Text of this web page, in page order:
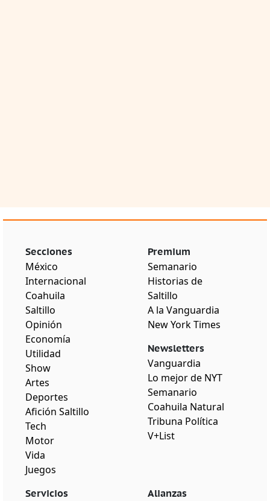
Secciones
México
Internacional
Coahuila
Saltillo
Opinión
Economía
Utilidad
Show
Artes
Deportes
Afición Saltillo
Tech
Motor
Vida
Juegos
Premium
Semanario
Historias de
Saltillo
A la Vanguardia
New York Times
Newsletters
Vanguardia
Lo mejor de NYT
Semanario
Coahuila Natural
Tribuna Política
V+List
Servicios Alianzas